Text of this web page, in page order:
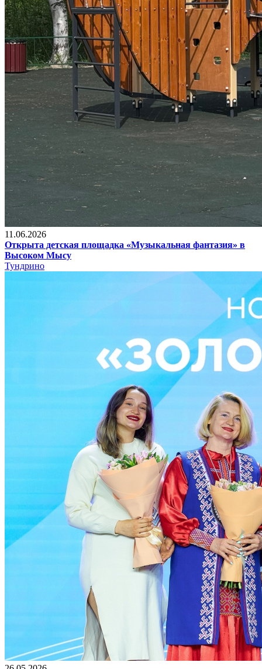
11.06.2026
Открыта детская площадка «Музыкальная фантазия» в
Высоком Мысу
Тундрино